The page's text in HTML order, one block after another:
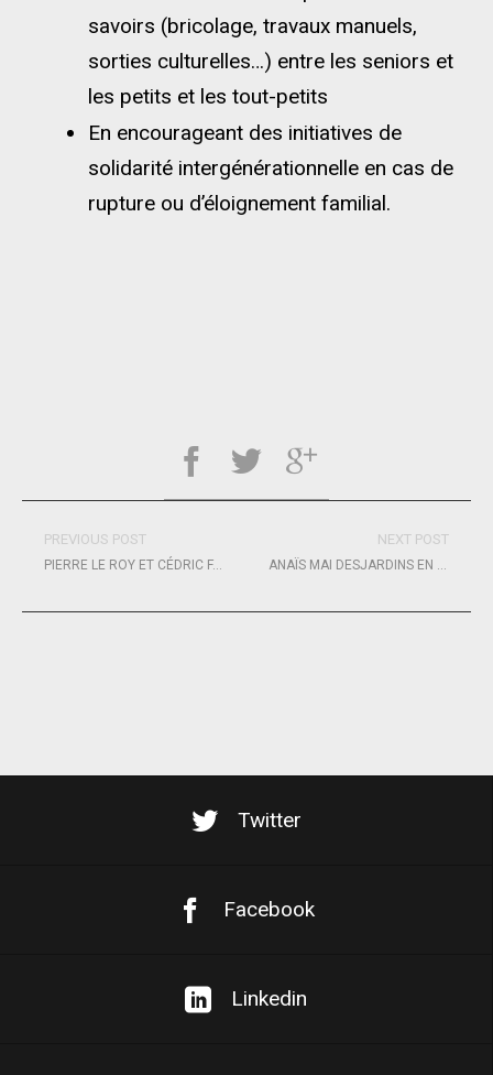
savoirs (bricolage, travaux manuels,
sorties culturelles…) entre les seniors et
les petits et les tout-petits
En encourageant des initiatives de
solidarité intergénérationnelle en cas de
rupture ou d’éloignement familial.
PREVIOUS POST
PIERRE LE ROY ET CÉDRIC FARON GAGNENT LA PLASTIMO LORIENT MINI 6.50 : UNE VICTOIRE QUI COMPTE !
NEXT POST
ANAÏS MAI DESJARDINS EN PISTE POUR PARIS 2024
Twitter
Facebook
Linkedin